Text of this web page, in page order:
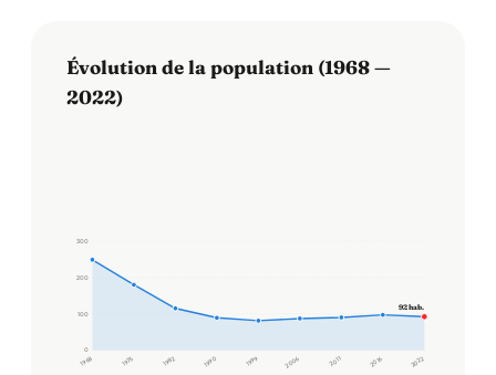
Évolution de la population (1968 —
2022)
0
100
200
300
1968 1975 1982 1990 1999 2006 2011 2016 2022
92 hab.